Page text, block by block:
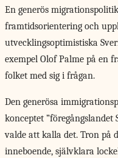
En generös
framtidsorientering och
utvecklingsoptimistiska
exempel Olof Palme på en
folket med sig i frågan.
Den generösa
konceptet ”föregångslandet
valde att kalla det. Tron på
inneboende, självklara